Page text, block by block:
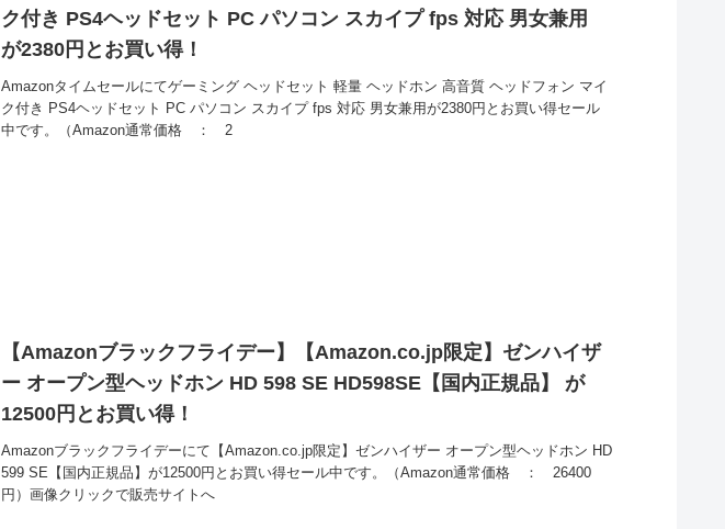
ク付き PS4ヘッドセット PC パソコン スカイプ fps 対応 男女兼用
が2380円とお買い得！
Amazonタイムセールにてゲーミング ヘッドセット 軽量 ヘッドホン 高音質 ヘッドフォン マイ
ク付き PS4ヘッドセット PC パソコン スカイプ fps 対応 男女兼用が2380円とお買い得セール
中です。（Amazon通常価格 ： 2
【Amazonブラックフライデー】【Amazon.co.jp限定】ゼンハイザ
ー オープン型ヘッドホン HD 598 SE HD598SE【国内正規品】 が
12500円とお買い得！
Amazonブラックフライデーにて【Amazon.co.jp限定】ゼンハイザー オープン型ヘッドホン HD
599 SE【国内正規品】が12500円とお買い得セール中です。（Amazon通常価格 ： 26400
円）画像クリックで販売サイトへ